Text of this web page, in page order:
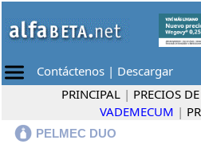
Contáctenos | Descargar
PRINCIPAL | PRECIOS
VADEMECUM |
PELMEC DUO